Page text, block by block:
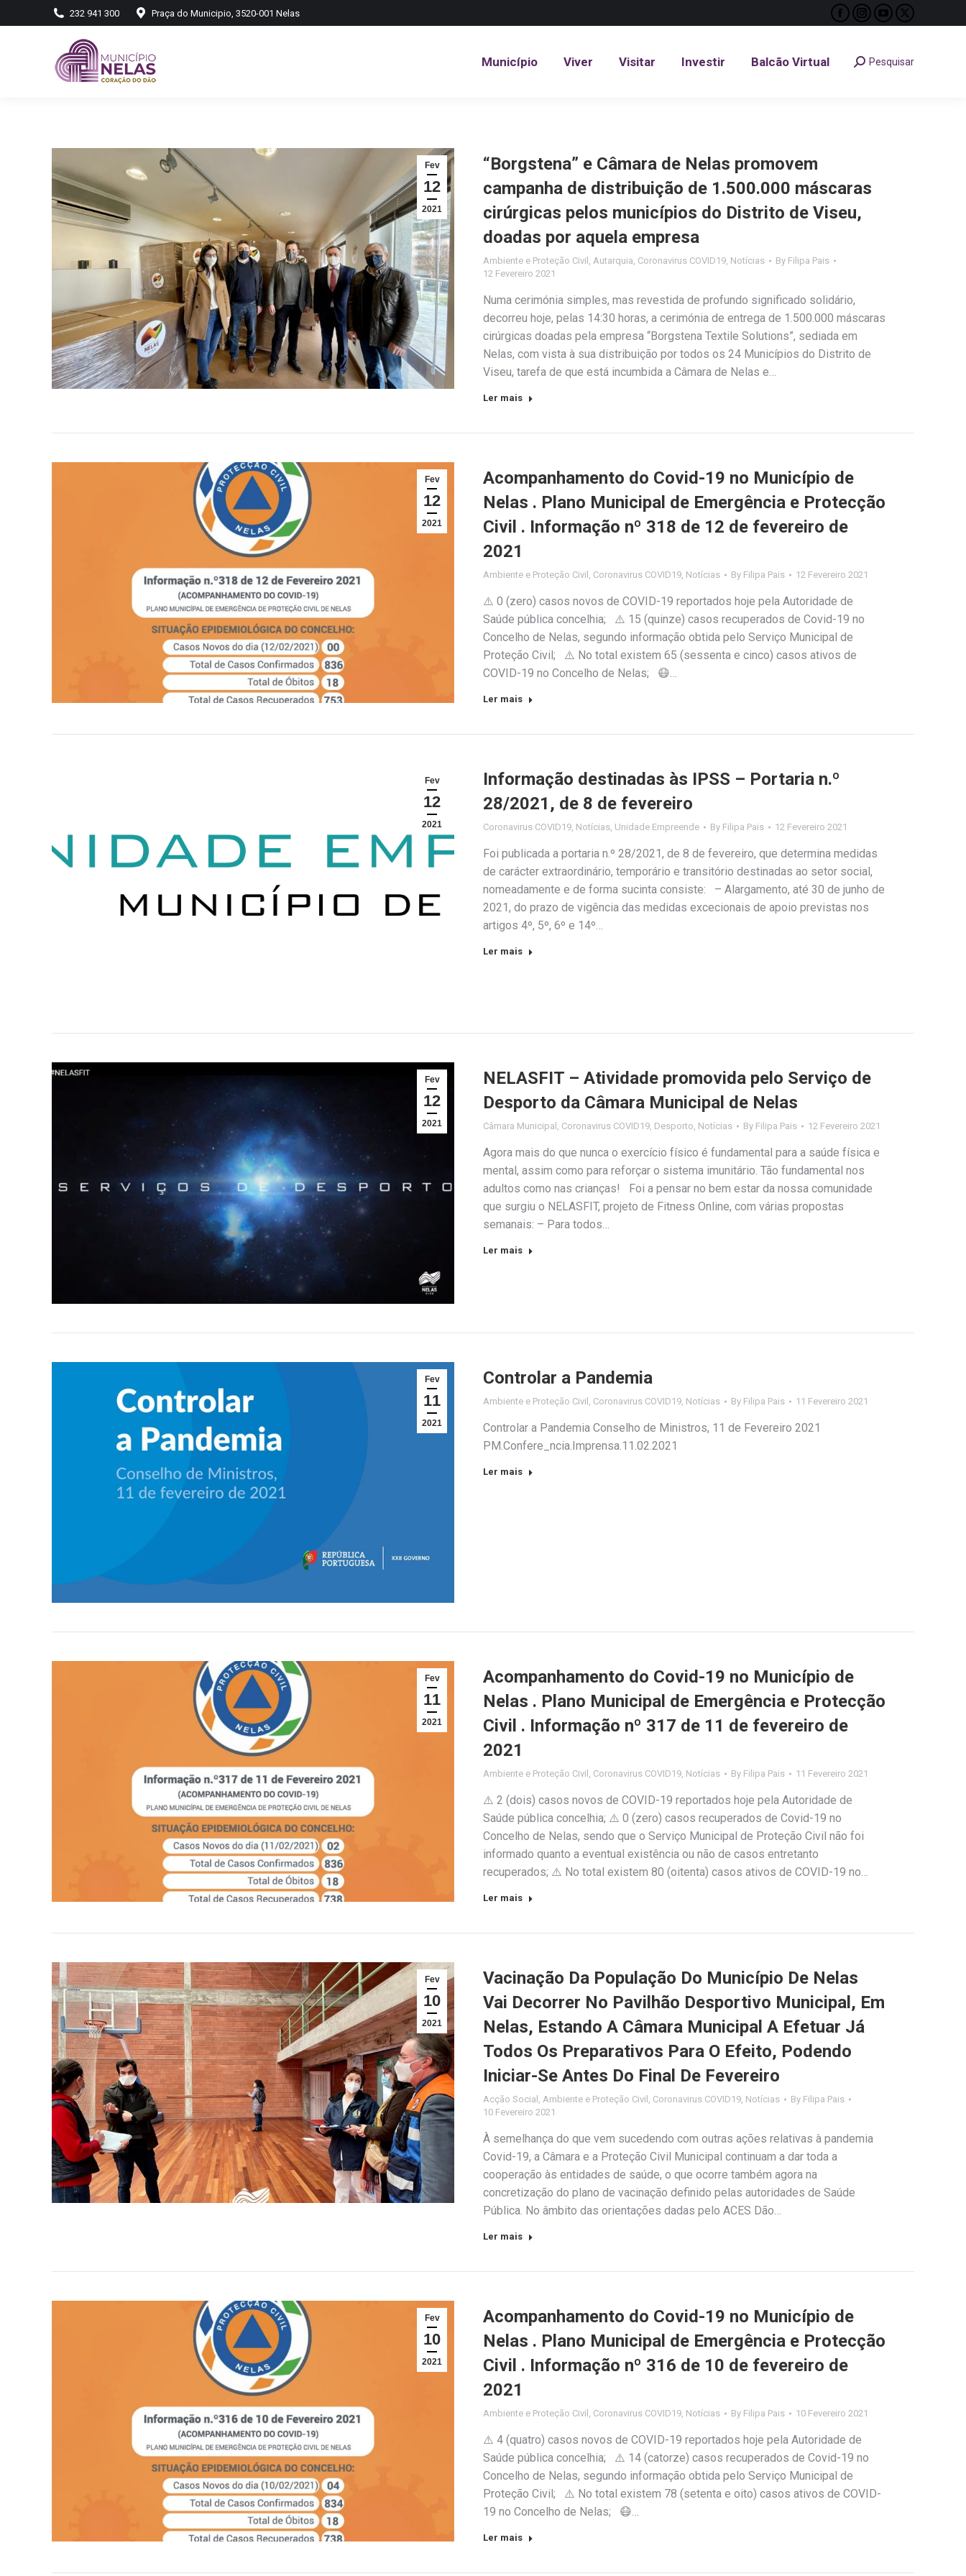
232 941 300 Praça do Municipio, 3520-001 Nelas
Facebook
opens
Instagram
opens
YouTube
opens
X
opens
Município Viver Visitar Investir Balcão Virtual Search:Pesquisar
Fev
12
2021
“Borgstena” e Câmara de Nelas promovem
campanha de distribuição de 1.500.000 máscaras
cirúrgicas pelos municípios do Distrito de Viseu,
doadas por aquela empresa
Ambiente e Proteção Civil , Autarquia, Coronavirus COVID19, Notícias By Filipa Pais
12 Fevereiro 2021
Numa cerimónia simples, mas revestida de profundo significado solidário,
decorreu hoje, pelas 14:30 horas, a cerimónia de entrega de 1.500.000 máscaras
cirúrgicas doadas pela empresa “Borgstena Textile Solutions”, sediada em
Nelas, com vista à sua distribuição por todos os 24 Municípios do Distrito de
Viseu, tarefa de que está incumbida a Câmara de Nelas e…
Ler mais
Fev
12
2021
Acompanhamento do Covid-19 no Município de
Nelas . Plano Municipal de Emergência e Protecção
Civil . Informação nº 318 de 12 de fevereiro de
2021
Ambiente e Proteção Civil , Coronavirus COVID19, Notícias By Filipa Pais 12 Fevereiro 2021
⚠️ 0 (zero) casos novos de COVID-19 reportados hoje pela Autoridade de
Saúde pública concelhia; ⚠️ 15 (quinze) casos recuperados de Covid-19 no
Concelho de Nelas, segundo informação obtida pelo Serviço Municipal de
Proteção Civil; ⚠️ No total existem 65 (sessenta e cinco) casos ativos de
COVID-19 no Concelho de Nelas; 😷…
Ler mais
Fev
12
2021
Informação destinadas às IPSS – Portaria n.º
28/2021, de 8 de fevereiro
Coronavirus COVID19, Notícias, Unidade Empreende By Filipa Pais 12 Fevereiro 2021
Foi publicada a portaria n.º 28/2021, de 8 de fevereiro, que determina medidas
de carácter extraordinário, temporário e transitório destinadas ao setor social,
nomeadamente e de forma sucinta consiste: – Alargamento, até 30 de junho de
2021, do prazo de vigência das medidas excecionais de apoio previstas nos
artigos 4º, 5º, 6º e 14º…
Ler mais
Fev
12
2021
NELASFIT – Atividade promovida pelo Serviço de
Desporto da Câmara Municipal de Nelas
Câmara Municipal , Coronavirus COVID19, Desporto, Notícias By Filipa Pais 12 Fevereiro 2021
Agora mais do que nunca o exercício físico é fundamental para a saúde física e
mental, assim como para reforçar o sistema imunitário. Tão fundamental nos
adultos como nas crianças! Foi a pensar no bem estar da nossa comunidade
que surgiu o NELASFIT, projeto de Fitness Online, com várias propostas
semanais: – Para todos…
Ler mais
Fev
11
2021
Controlar a Pandemia
Ambiente e Proteção Civil Coronavirus COVID19 Notícias By Filipa Pais 11 Fevereiro 2021
Controlar a Pandemia Conselho de Ministros, 11 de Fevereiro 2021
PM.Confere_ncia.Imprensa.11.02.2021
Ler mais
Fev
11
2021
Acompanhamento do Covid-19 no Município de
Nelas . Plano Municipal de Emergência e Protecção
Civil . Informação nº 317 de 11 de fevereiro de
2021
Ambiente e Proteção Civil , Coronavirus COVID19, Notícias By Filipa Pais 11 Fevereiro 2021
⚠️ 2 (dois) casos novos de COVID-19 reportados hoje pela Autoridade de
Saúde pública concelhia; ⚠️ 0 (zero) casos recuperados de Covid-19 no
Concelho de Nelas, sendo que o Serviço Municipal de Proteção Civil não foi
informado quanto a eventual existência ou não de casos entretanto
recuperados; ⚠️ No total existem 80 (oitenta) casos ativos de COVID-19 no…
Ler mais
Fev
10
2021
Vacinação Da População Do Município De Nelas
Vai Decorrer No Pavilhão Desportivo Municipal, Em
Nelas, Estando A Câmara Municipal A Efetuar Já
Todos Os Preparativos Para O Efeito, Podendo
Iniciar-Se Antes Do Final De Fevereiro
Acção Social , Ambiente e Proteção Civil , Coronavirus COVID19, Notícias By Filipa Pais
10 Fevereiro 2021
À semelhança do que vem sucedendo com outras ações relativas à pandemia
Covid-19, a Câmara e a Proteção Civil Municipal continuam a dar toda a
cooperação às entidades de saúde, o que ocorre também agora na
concretização do plano de vacinação definido pelas autoridades de Saúde
Pública. No âmbito das orientações dadas pelo ACES Dão…
Ler mais
Fev
10
2021
Acompanhamento do Covid-19 no Município de
Nelas . Plano Municipal de Emergência e Protecção
Civil . Informação nº 316 de 10 de fevereiro de
2021
Ambiente e Proteção Civil , Coronavirus COVID19, Notícias By Filipa Pais 10 Fevereiro 2021
⚠️ 4 (quatro) casos novos de COVID-19 reportados hoje pela Autoridade de
Saúde pública concelhia; ⚠️ 14 (catorze) casos recuperados de Covid-19 no
Concelho de Nelas, segundo informação obtida pelo Serviço Municipal de
Proteção Civil; ⚠️ No total existem 78 (setenta e oito) casos ativos de COVID-
19 no Concelho de Nelas; 😷…
Ler mais
Município Viver Visitar Investir Balcão Virtual Search:
Pesquisar